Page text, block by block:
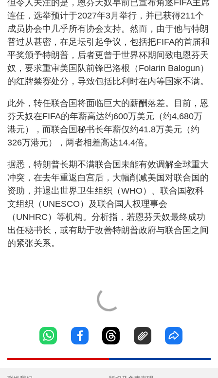
但令人关注的是，恩芬天奴早前已宣布角逐FIFA主席
连任，选举预计于2027年3月举行，并已获得211个
成员协会中几乎所有协会支持。然而，由于他与特朗
普过从甚密，在足坛引起争议，包括把FIFA的首届和
平奖颁予特朗普，后者更曾于世界杯期间致电恩芬天
奴，要求重审美国队前锋巴洛根（Folarin Balogun）
的红牌禁赛处分，导致包括比利时在内等国家不满。
此外，转任联合国将面临巨大的薪酬落差。目前，恩
芬天奴在FIFA的年薪高达约600万美元（约4,680万
港元），而联合国秘书长年薪仅约41.8万美元（约
326万港元），两者相差高达14.4倍。
据悉，特朗普长期不满联合国未能有效调解全球重大
冲突，在去年重返白宫后，大幅削减美国对联合国的
资助，并退出世界卫生组织（WHO）、联合国教科
文组织（UNESCO）及联合国人权理事会
（UNHRC）等机构。分析指，若恩芬天奴最终成功
出任秘书长，或有助于改善特朗普政府与联合国之间
的紧张关系。